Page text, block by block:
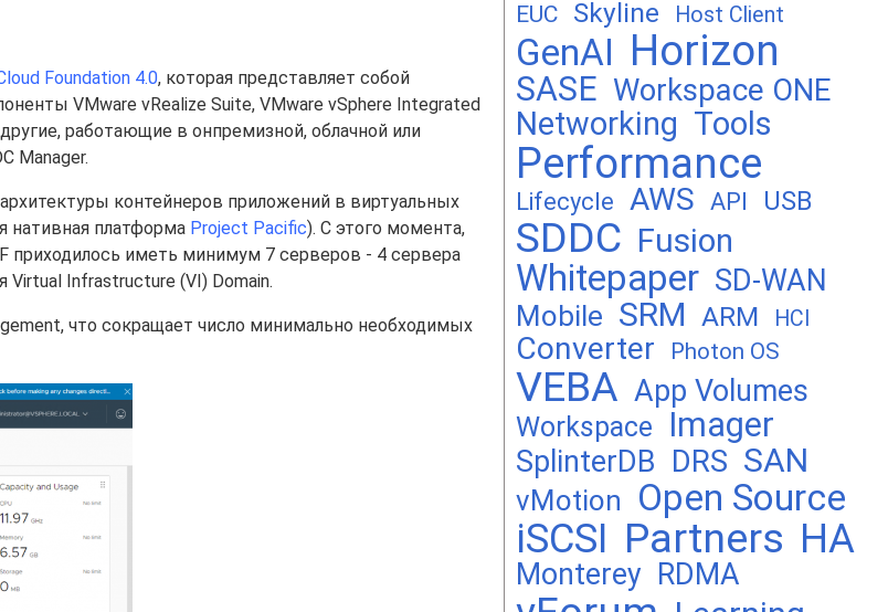
Foundation 4.0, которая представляет собой
VMware vRealize Suite, VMware vSphere Integrated
работающие в онпремизной, облачной или
Manager.
контейнеров приложений в виртуальных
нативная платформа Project Pacific). С этого момента,
приходилось иметь минимум 7 серверов - 4 сервера
Virtual Infrastructure (VI) Domain.
что сокращает число минимально необходимых
EUC Skyline Host Client
GenAI Horizon
SASE Workspace ONE
Networking Tools
Performance
Lifecycle AWS API USB
SDDC Fusion
Whitepaper SD-WAN
Mobile SRM ARM HCI
Converter Photon OS
VEBA App Volumes
Workspace Imager
SplinterDB DRS SAN
vMotion Open Source
iSCSI Partners HA
Monterey RDMA